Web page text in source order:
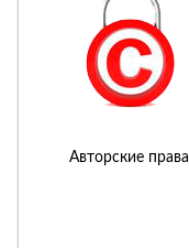
Авторские права